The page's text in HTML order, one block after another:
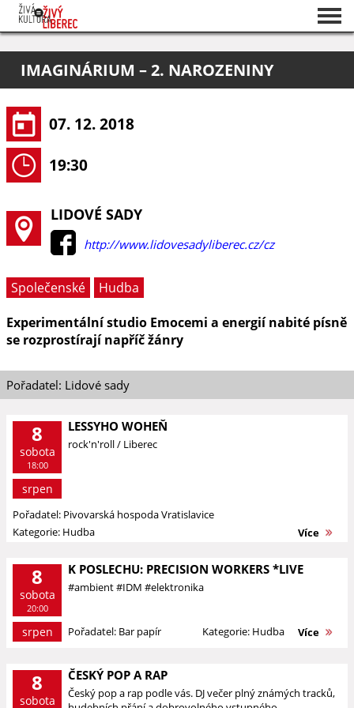
O projektu
Pořadatelé
IMAGINÁRIUM – 2. NAROZENINY
07. 12. 2018
19:30
LIDOVÉ SADY
http://www.lidovesadyliberec.cz/cz
Společenské
Hudba
Experimentální studio Emocemi a energií nabité písně
se rozprostírají napříč žánry
Pořadatel: Lidové sady
8
sobota
18:00
srpen
LESSYHO WOHEŇ
rock'n'roll / Liberec
Pořadatel: Pivovarská hospoda Vratislavice
Kategorie: Hudba
Více
8
sobota
20:00
srpen
K POSLECHU: PRECISION WORKERS *LIVE
#ambient #IDM #elektronika
Pořadatel: Bar papír Kategorie: Hudba Více
8
sobota
ČESKÝ POP A RAP
Český pop a rap podle vás. DJ večer plný známých tracků,